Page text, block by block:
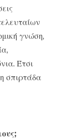
γνώση,
Έτσι
σπιρτάδα